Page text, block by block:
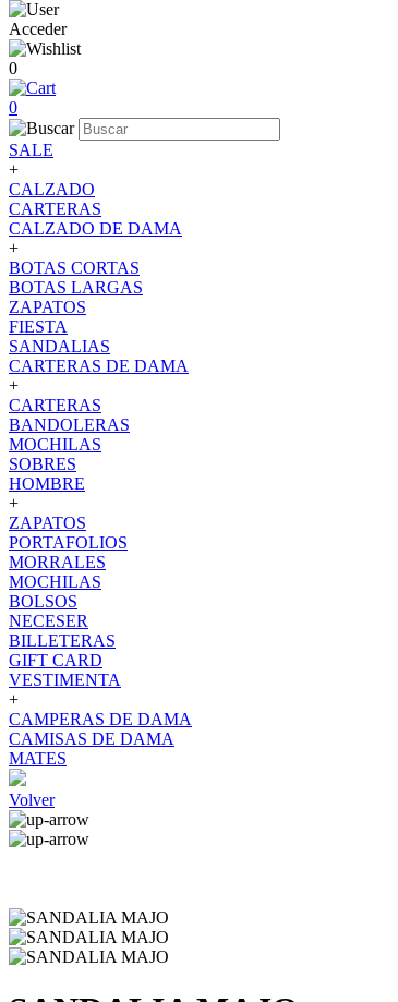
Acceder
0
0
SALE
+
CALZADO
CARTERAS
CALZADO DE DAMA
+
BOTAS CORTAS
BOTAS LARGAS
ZAPATOS
FIESTA
SANDALIAS
CARTERAS DE DAMA
+
CARTERAS
BANDOLERAS
MOCHILAS
SOBRES
HOMBRE
+
ZAPATOS
PORTAFOLIOS
MORRALES
MOCHILAS
BOLSOS
NECESER
BILLETERAS
GIFT CARD
VESTIMENTA
+
CAMPERAS DE DAMA
CAMISAS DE DAMA
MATES
Volver